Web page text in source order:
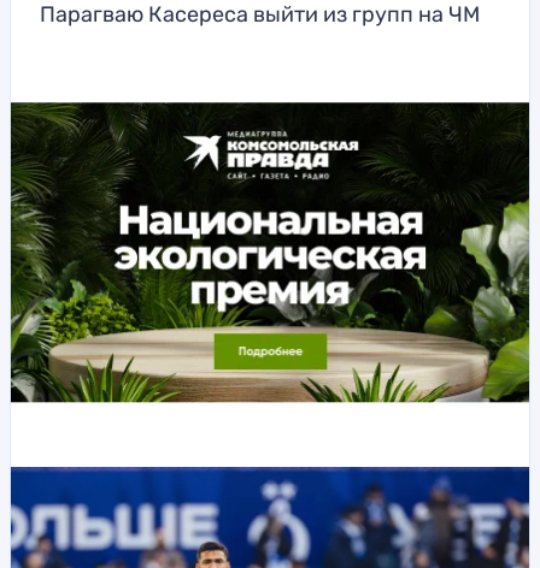
Парагваю Касереса выйти из групп на ЧМ